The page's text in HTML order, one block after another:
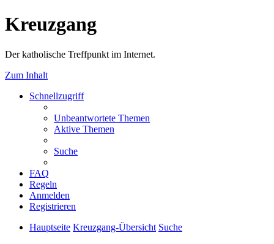
Kreuzgang
Der katholische Treffpunkt im Internet.
Zum Inhalt
Schnellzugriff
Unbeantwortete Themen
Aktive Themen
Suche
FAQ
Regeln
Anmelden
Registrieren
Hauptseite Kreuzgang-Übersicht Suche